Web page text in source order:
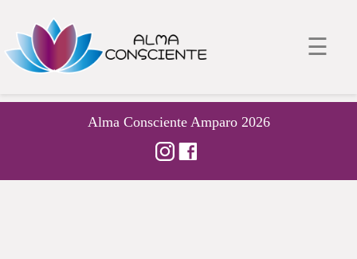
☰
Alma Consciente Amparo 2026